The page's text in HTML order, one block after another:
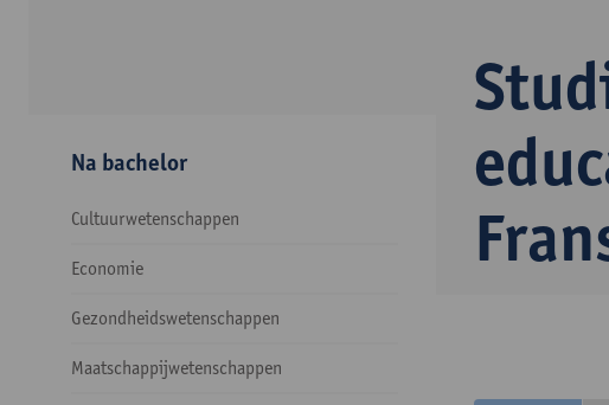
Na bachelor
Cultuurwetenschappen
Economie
Gezondheidswetenschappen
Maatschappijwetenschappen